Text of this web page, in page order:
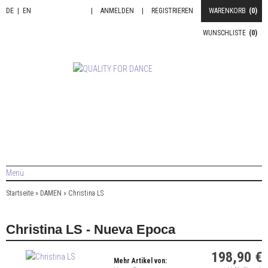
DE EN WARENKORB (0)
REGISTRIEREN
ANMELDEN
WUNSCHLISTE (0)
Menü
Startseite » DAMEN » Christina LS
Christina LS - Nueva Epoca
Mehr Artikel von:
198,90 €